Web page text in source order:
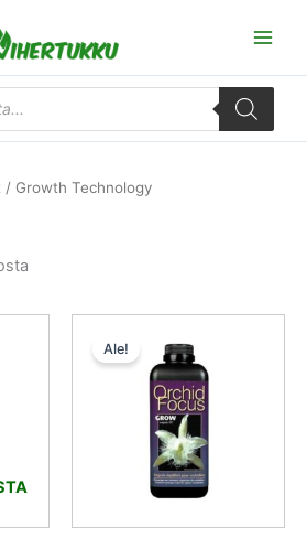
/ Growth Technology
Ale!
hinta
oli:
7,50 €.
hinta
on:
6,75 €.